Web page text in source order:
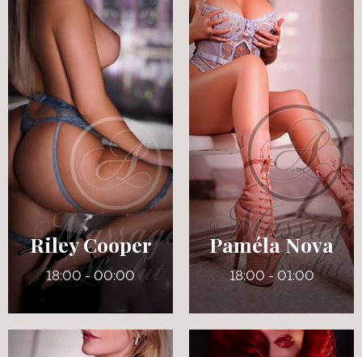
26 ans
5' 2"
Québécoise /
Allemande
155 lbs
36 C
21 ans
5' 3"
Français
7
125 lbs
Pers
Riley Cooper
18:00 - 00:00
Paméla Nova
18:00 - 01:00